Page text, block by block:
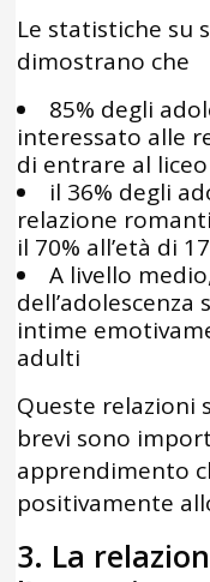
Le statistiche su
dimostrano che
85% degli
interessato alle
di entrare al liceo
il 36% degli
relazione
il 70% all’età di
A livello
intime
adulti
Queste relazioni
brevi sono
apprendimento
positivamente
3. La